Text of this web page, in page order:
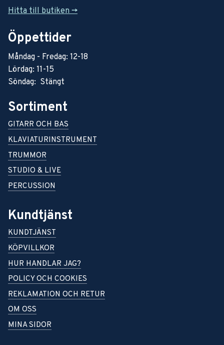
Hitta till butiken ->
Öppettider
Måndag - Fredag: 12-18
Lördag: 11-15
Söndag: Stängt
Sortiment
GITARR OCH BAS
KLAVIATURINSTRUMENT
TRUMMOR
STUDIO & LIVE
PERCUSSION
Kundtjänst
KUNDTJÄNST
KÖPVILLKOR
HUR HANDLAR JAG?
POLICY OCH COOKIES
REKLAMATION OCH RETUR
OM OSS
MINA SIDOR